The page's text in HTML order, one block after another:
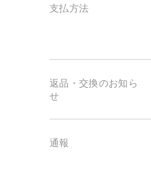
・サイズについて
長さはカニカンを含
気をつけて制作して
発送は入金確認後5日
海外発送は日本郵便
アジア：発送から約7
SFエクスプレスやコ
支払方法
返品・交換のお知ら
せ
通報